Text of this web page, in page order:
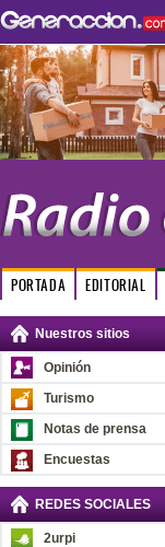
PORTADA EDITORIAL
Nuestros sitios
Opinión
Turismo
Notas de prensa
Encuestas
REDES SOCIALES
2urpi